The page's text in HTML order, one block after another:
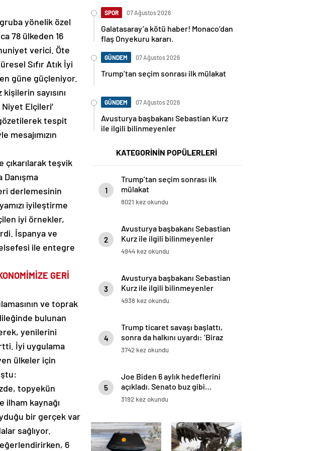
yönelik özel
78 ülkeden 16
verici. Öte
Sıfır Atık İyi
güne güçleniyor.
sayısını
Niyet Elçileri’
tespit
mesajımızın
teşvik
derlemesinin
iyileştirme
iyi örnekler,
İspanya ve
ile entegre
GERİ
ve toprak
bulunan
yenilerini
İyi uygulama
ülkeler için
topyekün
ilham kaynağı
bir gerçek var
sağlıyor.
6
SPOR 07 Ağustos 2026
Galatasaray’a kötü haber! Monaco’dan
flaş Onyekuru kararı.
GÜNDEM 07 Ağustos 2026
Trump’tan seçim sonrası ilk mülakat
GÜNDEM 07 Ağustos 2026
Avusturya başbakanı Sebastian Kurz
ile ilgili bilinmeyenler
KATEGORİNİN POPÜLERLERİ
1
Trump’tan seçim sonrası ilk
mülakat
8021 kez okundu
2
Avusturya başbakanı Sebastian
Kurz ile ilgili bilinmeyenler
4944 kez okundu
3
Avusturya başbakanı Sebastian
Kurz ile ilgili bilinmeyenler
4938 kez okundu
4
Trump ticaret savaşı başlattı,
sonra da halkını uyardı: ‘Biraz
acı çekebilirsiniz’
3742 kez okundu
5
Joe Biden 6 aylık hedeflerini
açıkladı. Senato buz gibi…
3192 kez okundu